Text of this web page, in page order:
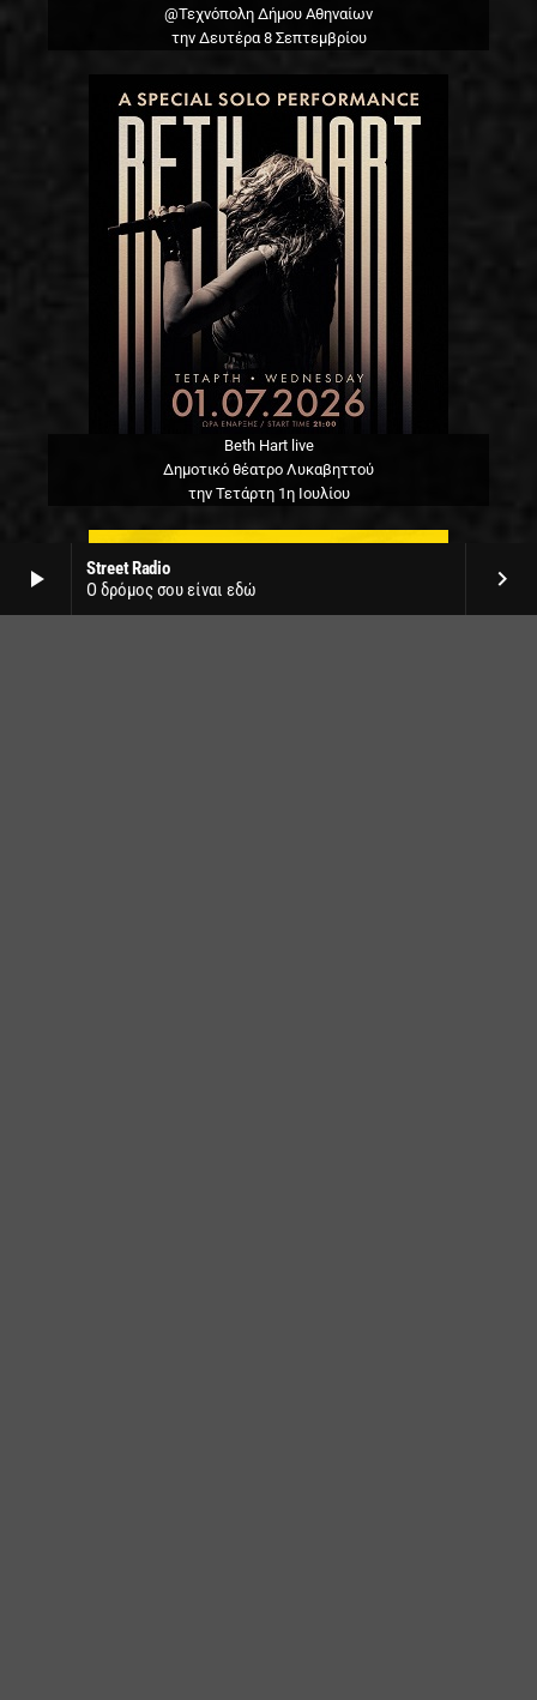
play_arrow
Street Radio
Ο δρόμος σου είναι εδώ
keyboard_arrow_right
@Τεχνόπολη Δήμου Αθηναίων
την Δευτέρα 8 Σεπτεμβρίου
Beth Hart live
Δημοτικό θέατρο Λυκαβηττού
την Τετάρτη 1η Ιουλίου